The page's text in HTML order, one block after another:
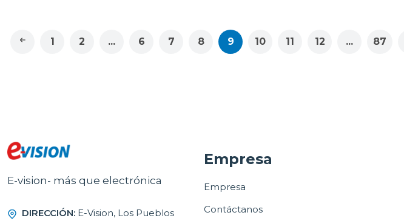
1 2 ... 6 7 8 9 10 11 12 ... 87
E-vision- más que electrónica
DIRECCIÓN: E-Vision, Los Pueblos
Empresa
Empresa
Contáctanos